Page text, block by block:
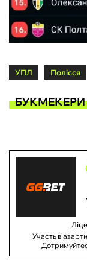
УПЛ Полісся
БУКМЕКЕРИ
Участь в